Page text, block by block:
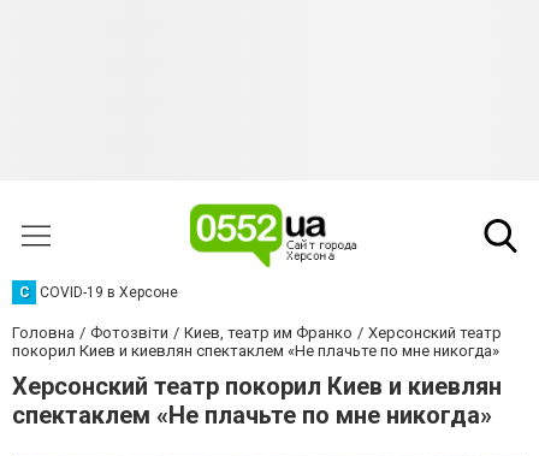
C COVID-19 в Херсоне
Головна Фотозвіти Киев, театр им Франко
Херсонский театр
покорил Киев и киевлян спектаклем «Не плачьте по мне никогда»
Херсонский театр покорил Киев и киевлян
спектаклем «Не плачьте по мне никогда»